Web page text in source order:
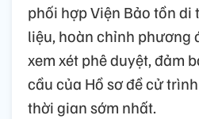
phối hợp Viện Bảo tồn di
liệu, hoàn chỉnh phương
xem xét phê duyệt, đảm
cầu của Hồ sơ đề cử
thời gian sớm nhất.